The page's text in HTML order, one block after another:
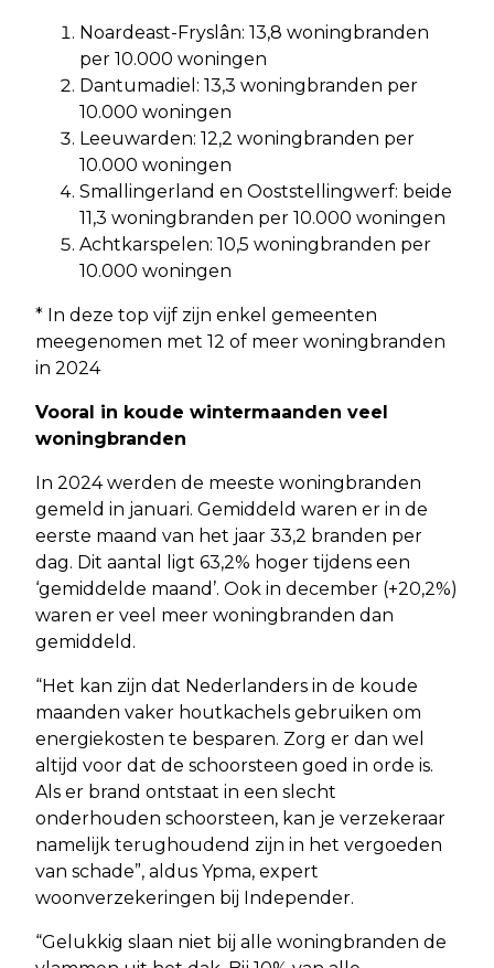
Noardeast-Fryslân: 13,8 woningbranden
per 10.000 woningen
Dantumadiel: 13,3 woningbranden per
10.000 woningen
Leeuwarden: 12,2 woningbranden per
10.000 woningen
Smallingerland en Ooststellingwerf: beide
11,3 woningbranden per 10.000 woningen
Achtkarspelen: 10,5 woningbranden per
10.000 woningen
* In deze top vijf zijn enkel gemeenten
meegenomen met 12 of meer woningbranden
in 2024
Vooral in koude wintermaanden veel
woningbranden
In 2024 werden de meeste woningbranden
gemeld in januari. Gemiddeld waren er in de
eerste maand van het jaar 33,2 branden per
dag. Dit aantal ligt 63,2% hoger tijdens een
‘gemiddelde maand’. Ook in december (+20,2%)
waren er veel meer woningbranden dan
gemiddeld.
“Het kan zijn dat Nederlanders in de koude
maanden vaker houtkachels gebruiken om
energiekosten te besparen. Zorg er dan wel
altijd voor dat de schoorsteen goed in orde is.
Als er brand ontstaat in een slecht
onderhouden schoorsteen, kan je verzekeraar
namelijk terughoudend zijn in het vergoeden
van schade”, aldus Ypma, expert
woonverzekeringen bij Independer.
“Gelukkig slaan niet bij alle woningbranden de